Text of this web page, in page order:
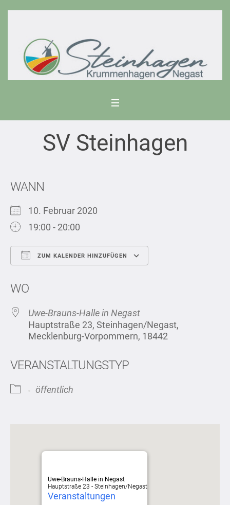
SV Steinhagen
WANN
10. Februar 2020
19:00 - 20:00
ZUM KALENDER HINZUFÜGEN
WO
Uwe-Brauns-Halle in Negast
Hauptstraße 23, Steinhagen/Negast,
Mecklenburg-Vorpommern, 18442
VERANSTALTUNGSTYP
öffentlich
Uwe-Brauns-Halle in Negast
Hauptstraße 23 - Steinhagen/Negast
Veranstaltungen